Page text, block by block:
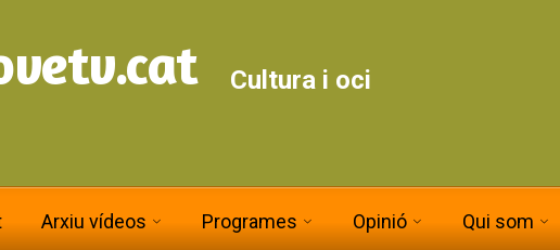
Cultura i oci
Arxiu vídeos Programes Opinió Qui som